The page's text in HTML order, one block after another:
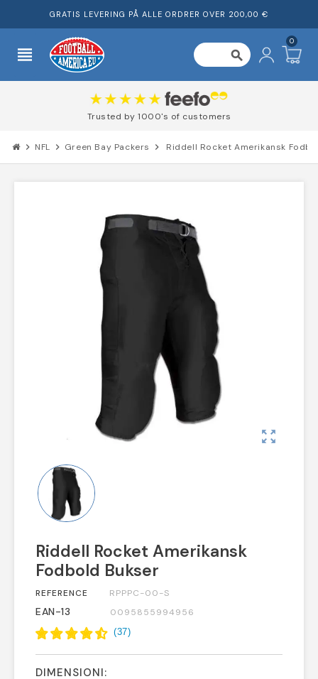
GRATIS LEVERING PÅ ALLE ORDRER OVER 200,00 €
view_headline search
0
Trusted by 1000's of customers
chevron_right NFL chevron_right Green Bay Packers chevron_right Riddell Rocket Amerikansk
zoom_out_map
Riddell Rocket Amerikansk
Fodbold Bukser
REFERENCE RPPPC-00-S
EAN-13 0095855994956
(37)
DIMENSIONI: